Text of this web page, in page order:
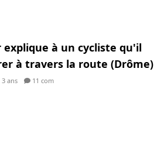
explique à un cycliste qu'il
à travers la route (Drôme)
3 ans 11 com